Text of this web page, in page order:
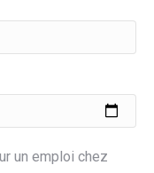
un emploi chez